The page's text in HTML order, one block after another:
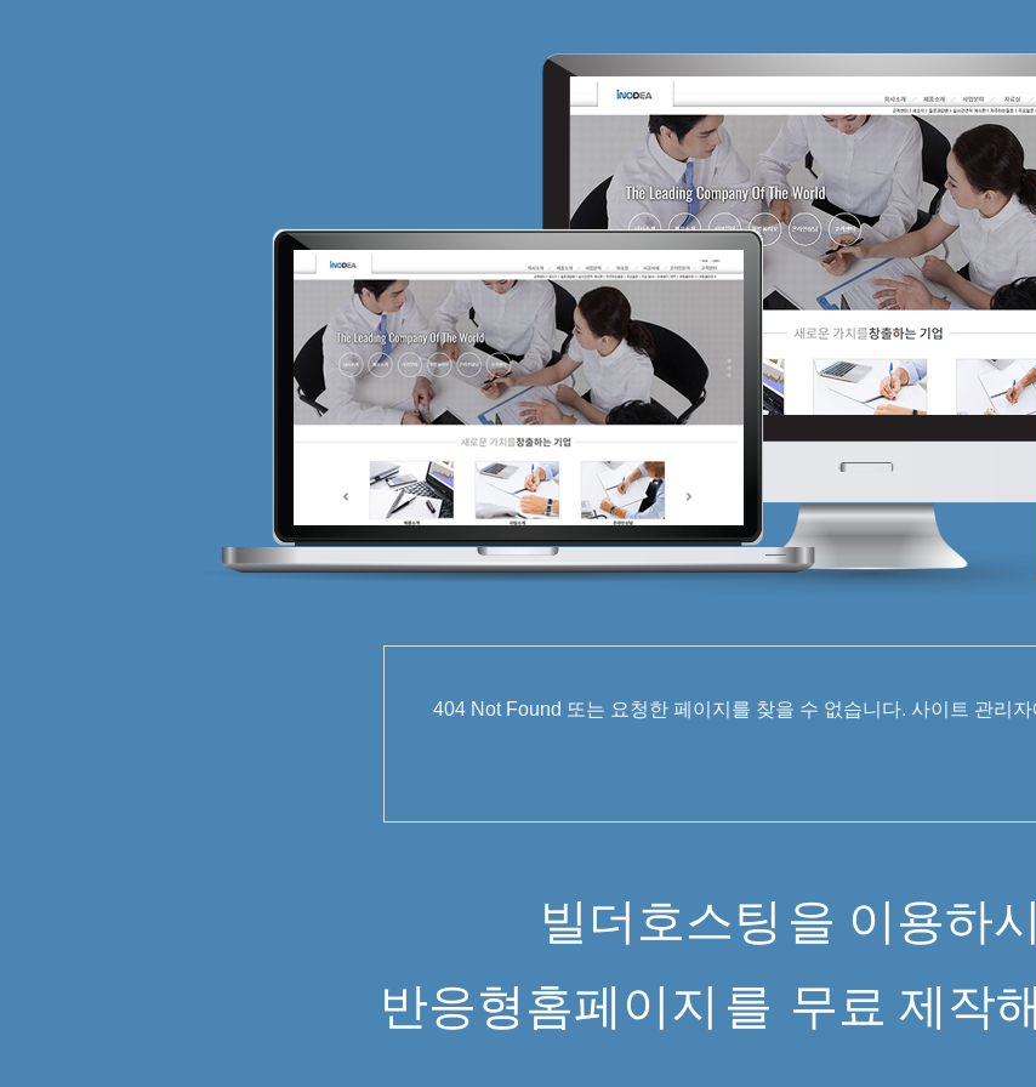
404 Not Found 또는 요청한 페이지를 찾을 수 없습니다. 사이트 관리
빌더호스팅 을 이용하
반응형홈페이지 를 무료 제작